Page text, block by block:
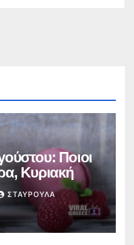
Ποιοι
Κυριακή
ΣΤΑΥΡΟΎΛΑ